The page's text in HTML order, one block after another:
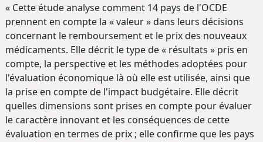
« Cette étude analyse comment 14 pays de l'OCDE
prennent en compte la « valeur » dans leurs décisions
concernant le remboursement et le prix des nouveaux
médicaments. Elle décrit le type de « résultats » pris en
compte, la perspective et les méthodes adoptées pour
l'évaluation économique là où elle est utilisée, ainsi que
la prise en compte de l'impact budgétaire. Elle décrit
quelles dimensions sont prises en compte pour évaluer
le caractère innovant et les conséquences de cette
évaluation en termes de prix ; elle confirme que les pays